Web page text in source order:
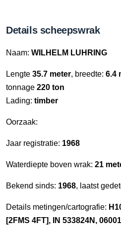
Details scheepswrak
Naam: WILHELM LUHRING
Lengte 35.7 meter, breedte: 6.4
tonnage 220 ton
Lading: timber
Oorzaak:
Jaar registratie: 1968
Waterdiepte boven wrak: 21
Bekend sinds: 1968, laatst
Details metingen/cartografie:
[2FMS 4FT], IN 533824N,